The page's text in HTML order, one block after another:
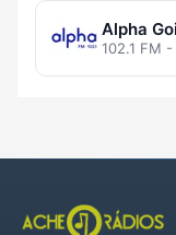
Alpha
102.1 FM